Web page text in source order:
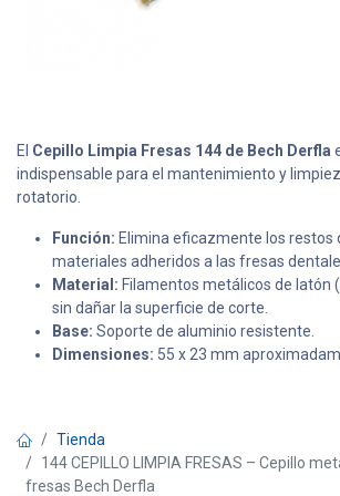
El Cepillo Limpia Fresas 144 de Bech Derfla
indispensable para el mantenimiento y
rotatorio.
Función: Elimina eficazmente los restos
materiales adheridos a las fresas
Material: Filamentos metálicos de latón
sin dañar la superficie de corte.
Base: Soporte de aluminio resistente.
Dimensiones: 55 x 23 mm
Tienda
144 CEPILLO LIMPIA FRESAS – Cepillo
fresas Bech Derfla